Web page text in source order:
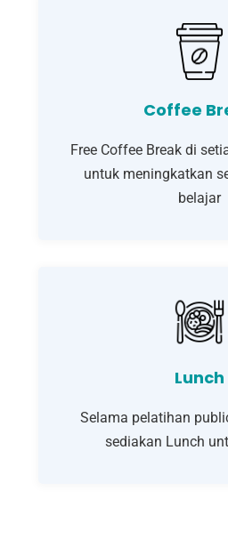
Coffee
Free Coffee Break di
untuk meningkatkan
belajar
Lunch
Selama pelatihan
sediakan Lunch